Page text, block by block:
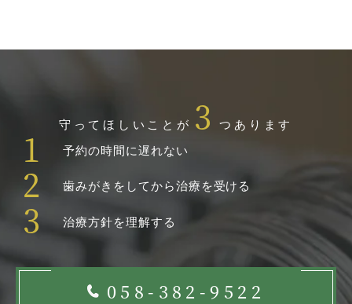
守ってほしいことが 3つあります
1 予約の時間に遅れない
2 歯みがきをしてから治療を受ける
3 治療方針を理解する
058-382-9522